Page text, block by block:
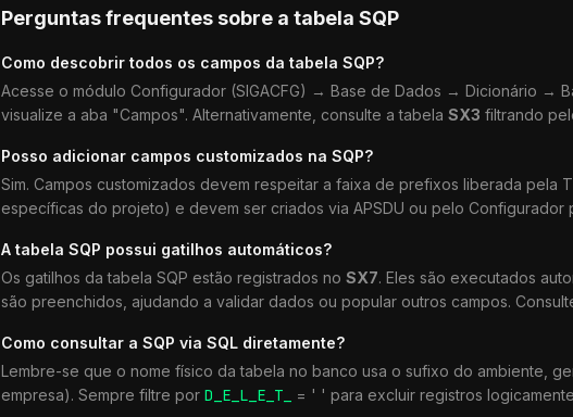
Perguntas frequentes sobre a tabela SQP
Como descobrir todos os campos da tabela SQP?
Acesse o módulo Configurador (SIGACFG) → Base de Dados → Dicionário →
visualize a aba "Campos". Alternativamente, consulte a tabela SX3 filtrando
Posso adicionar campos customizados na SQP?
Sim. Campos customizados devem respeitar a faixa de prefixos liberada pela
específicas do projeto) e devem ser criados via APSDU ou pelo Configurador
A tabela SQP possui gatilhos automáticos?
Os gatilhos da tabela SQP estão registrados no SX7. Eles são executados
são preenchidos, ajudando a validar dados ou popular outros campos.
Como consultar a SQP via SQL diretamente?
Lembre-se que o nome físico da tabela no banco usa o sufixo do ambiente,
empresa). Sempre filtre por D_E_L_E_T_ = ' ' para excluir registros